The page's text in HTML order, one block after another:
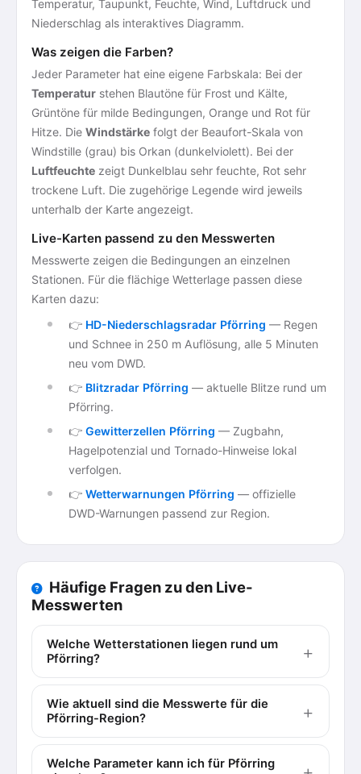
Temperatur, Taupunkt, Feuchte, Wind, Luftdruck und
Niederschlag als interaktives Diagramm.
Was zeigen die Farben?
Jeder Parameter hat eine eigene Farbskala: Bei der
Temperatur stehen Blautöne für Frost und Kälte,
Grüntöne für milde Bedingungen, Orange und Rot für
Hitze. Die Windstärke folgt der Beaufort-Skala von
Windstille (grau) bis Orkan (dunkelviolett). Bei der
Luftfeuchte zeigt Dunkelblau sehr feuchte, Rot sehr
trockene Luft. Die zugehörige Legende wird jeweils
unterhalb der Karte angezeigt.
Live-Karten passend zu den Messwerten
Messwerte zeigen die Bedingungen an einzelnen
Stationen. Für die flächige Wetterlage passen diese
Karten dazu:
👉 HD-Niederschlagsradar Pförring — Regen
und Schnee in 250 m Auflösung, alle 5 Minuten
neu vom DWD.
👉 Blitzradar Pförring — aktuelle Blitze rund um
Pförring.
👉 Gewitterzellen Pförring — Zugbahn,
Hagelpotenzial und Tornado-Hinweise lokal
verfolgen.
👉 Wetterwarnungen Pförring — offizielle
DWD-Warnungen passend zur Region.
Häufige Fragen zu den Live-
Messwerten
Welche Wetterstationen liegen rund um
Pförring?
Wie aktuell sind die Messwerte für die
Pförring-Region?
Welche Parameter kann ich für Pförring